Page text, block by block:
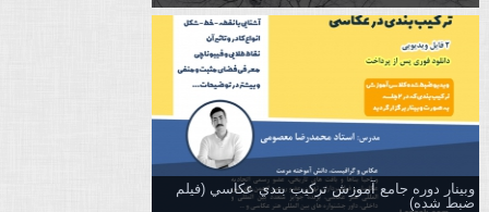
وبینار دوره جامع آموزش تركيب بندي عكاسي (فیلم
ضبط شده)